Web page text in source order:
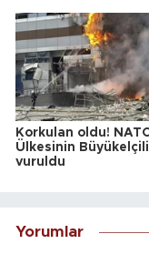
Korkulan oldu!
Ülkesinin
vuruldu
Yorumlar